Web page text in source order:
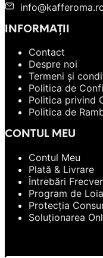
INFORMAȚII
Contact
Despre noi
Termeni și
Politica de
Politica privind
Politica de
CONTUL MEU
Contul Meu
Plată & Livrare
Întrebări
Program de
Protecția
Soluționarea